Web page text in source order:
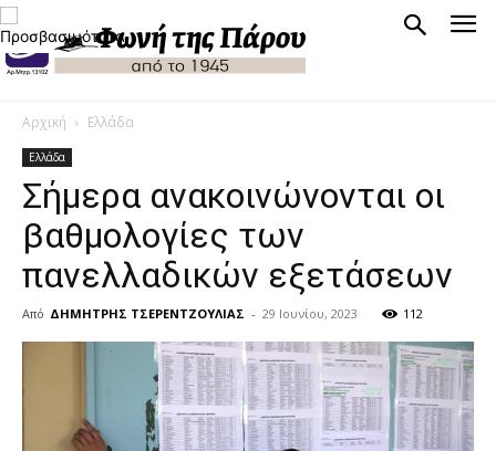
Αρχική Ελλάδα
Ελλάδα
Σήμερα ανακοινώνονται οι
βαθμολογίες των
πανελλαδικών εξετάσεων
Από ΔΗΜΗΤΡΗΣ ΤΣΕΡΕΝΤΖΟΥΛΙΑΣ - 29 Ιουνίου, 2023 112